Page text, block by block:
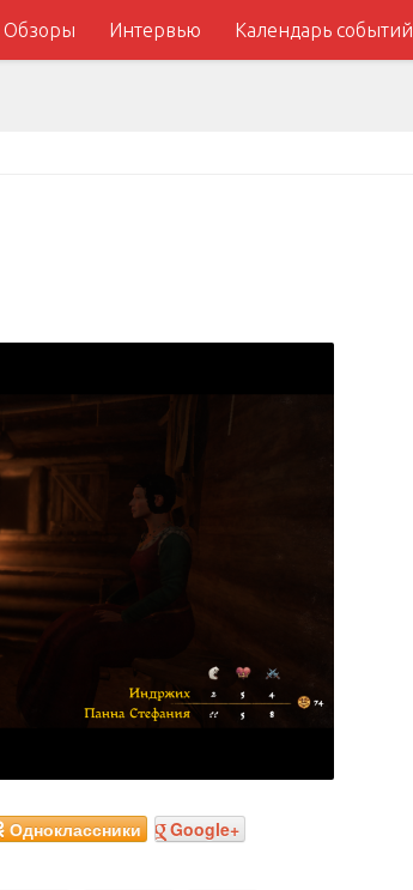
Обзоры Интервью Календарь событий
Одноклассники Google+